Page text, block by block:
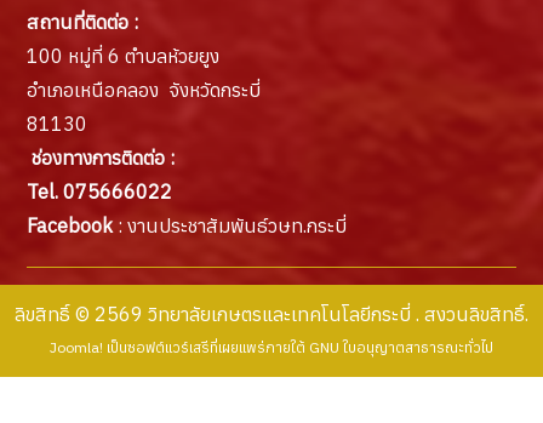
สถานที่ติดต่อ :
100 หมู่ที่ 6 ตำบลห้วยยูง
อำเภอเหนือคลอง จังหวัดกระบี่
81130
ช่องทางการติดต่อ :
Tel. 075666022
Facebook: งานประชาสัมพันธ์วษท.กระบี่
ลิขสิทธิ์ © 2569 วิทยาลัยเกษตรและเทคโนโลยีกระบี่ . สงวนลิขสิทธิ์.
Joomla! เป็นซอฟต์แวร์เสรีที่เผยแพร่ภายใต้ GNU ใบอนุญาตสาธารณะทั่วไป